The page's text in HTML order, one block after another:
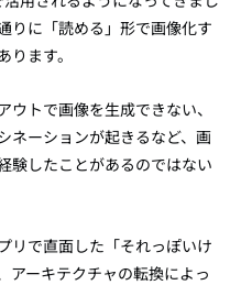
りに「読める」形で画像化す
ます。
トで画像を生成できない、
ネーションが起きるなど、画
験したことがあるのではない
リで直面した「それっぽいけ
アーキテクチャの転換によっ